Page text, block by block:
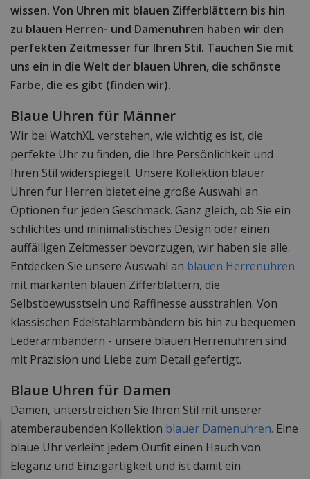
wissen. Von Uhren mit blauen Zifferblättern bis hin
zu blauen Herren- und Damenuhren haben wir den
perfekten Zeitmesser für Ihren Stil. Tauchen Sie mit
uns ein in die Welt der blauen Uhren, die schönste
Farbe, die es gibt (finden wir).
Blaue Uhren für Männer
Wir bei WatchXL verstehen, wie wichtig es ist, die
perfekte Uhr zu finden, die Ihre Persönlichkeit und
Ihren Stil widerspiegelt. Unsere Kollektion blauer
Uhren für Herren bietet eine große Auswahl an
Optionen für jeden Geschmack. Ganz gleich, ob Sie ein
schlichtes und minimalistisches Design oder einen
auffälligen Zeitmesser bevorzugen, wir haben sie alle.
Entdecken Sie unsere Auswahl an blauen Herrenuhren
mit markanten blauen Zifferblättern, die
Selbstbewusstsein und Raffinesse ausstrahlen. Von
klassischen Edelstahlarmbändern bis hin zu bequemen
Lederarmbändern - unsere blauen Herrenuhren sind
mit Präzision und Liebe zum Detail gefertigt.
Blaue Uhren für Damen
Damen, unterstreichen Sie Ihren Stil mit unserer
atemberaubenden Kollektion blauer Damenuhren. Eine
blaue Uhr verleiht jedem Outfit einen Hauch von
Eleganz und Einzigartigkeit und ist damit ein